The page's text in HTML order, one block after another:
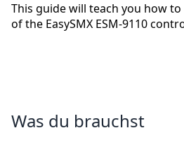
This guide will teach you how
of the EasySMX ESM-9110
Was du brauchst